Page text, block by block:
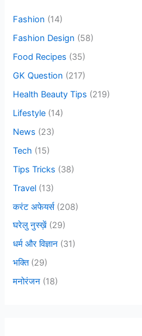
r
:
Fashion (14)
Fashion Design (58)
Food Recipes (35)
GK Question (217)
Health Beauty Tips (219)
Lifestyle (14)
News (23)
Tech (15)
Tips Tricks (38)
Travel (13)
करंट अफेयर्स(208)
घरेलु नुस्ख़ें (29)
धर्म और विज्ञान (31)
भक्ति(29)
मनोरंजन (18)